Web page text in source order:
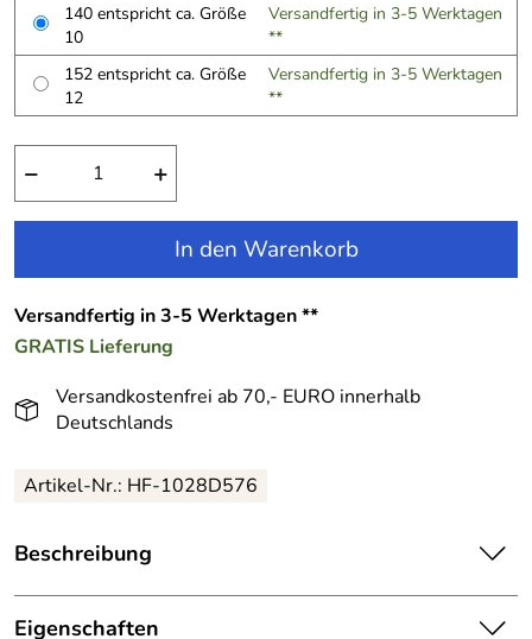
140 entspricht ca. Größe
10
Versandfertig in 3-5 Werktagen
**
152 entspricht ca. Größe
12
Versandfertig in 3-5 Werktagen
**
− +
In den Warenkorb
Versandfertig in 3-5 Werktagen **
GRATIS Lieferung
Versandkostenfrei ab 70,- EURO innerhalb
Deutschlands
Artikel-Nr.: HF-1028D576
Beschreibung
Kinder Kleid festlich Nadine fuchsia:
Eigenschaften